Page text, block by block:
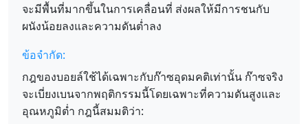
จะมีพื้นที่มากขึ้นในการเคลื่อนที่ ส่งผลให้มีการชนกับ
ผนังน้อยลงและความดันต่ำลง
ข้อจำกัด:
กฎของบอยล์ใช้ได้เฉพาะกับก๊าซอุดมคติเท่านั้น ก๊าซจริง
จะเบี่ยงเบนจากพฤติกรรมนี้โดยเฉพาะที่ความดันสูงและ
อุณหภูมิต่ำ กฎนี้สมมติว่า: